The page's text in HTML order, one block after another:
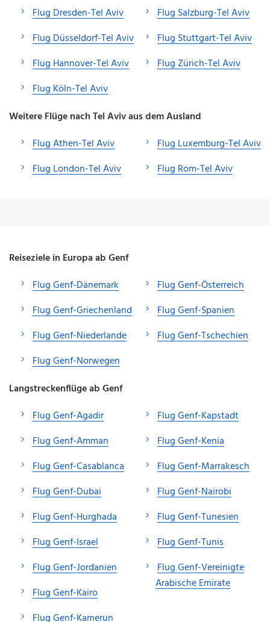
Flug Dresden-Tel Aviv
Flug Düsseldorf-Tel Aviv
Flug Hannover-Tel Aviv
Flug Köln-Tel Aviv
Flug Salzburg-Tel Aviv
Flug Stuttgart-Tel Aviv
Flug Zürich-Tel Aviv
Weitere Flüge nach Tel Aviv aus dem Ausland
Flug Athen-Tel Aviv
Flug London-Tel Aviv
Flug Luxemburg-Tel Aviv
Flug Rom-Tel Aviv
Reiseziele in Europa ab Genf
Flug Genf-Dänemark
Flug Genf-Griechenland
Flug Genf-Niederlande
Flug Genf-Norwegen
Flug Genf-Österreich
Flug Genf-Spanien
Flug Genf-Tschechien
Langstreckenflüge ab Genf
Flug Genf-Agadir
Flug Genf-Amman
Flug Genf-Casablanca
Flug Genf-Dubai
Flug Genf-Hurghada
Flug Genf-Israel
Flug Genf-Jordanien
Flug Genf-Kairo
Flug Genf-Kamerun
Flug Genf-Kapstadt
Flug Genf-Kenia
Flug Genf-Marrakesch
Flug Genf-Nairobi
Flug Genf-Tunesien
Flug Genf-Tunis
Flug Genf-Vereinigte
Arabische Emirate